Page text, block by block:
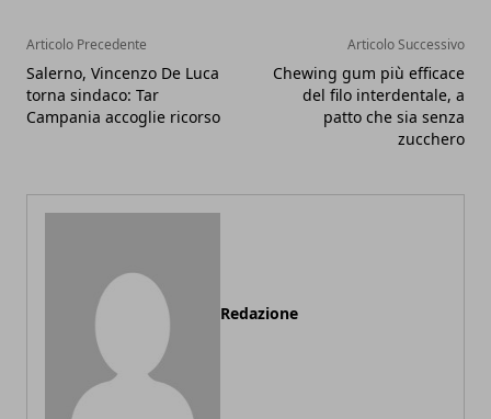
Articolo Precedente
Salerno, Vincenzo De Luca
torna sindaco: Tar
Campania accoglie ricorso
Articolo Successivo
Chewing gum più efficace
del filo interdentale, a
patto che sia senza
zucchero
Redazione